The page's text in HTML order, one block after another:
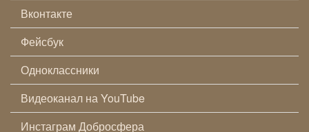
Вконтакте
Фейсбук
Одноклассники
Видеоканал на YouTube
Инстаграм Добросфера